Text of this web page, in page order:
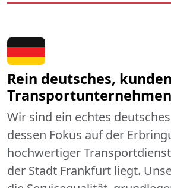
Rein deutsches,
Wir sind ein echtes
dessen Fokus auf der
hochwertiger
der Stadt Frankfurt liegt.